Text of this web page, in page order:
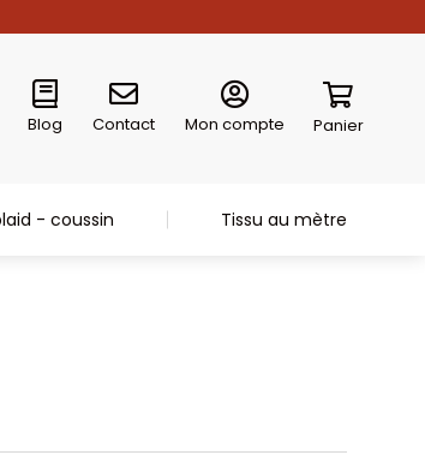
Blog Contact Mon compte Panier
- coussin Tissu au mètre